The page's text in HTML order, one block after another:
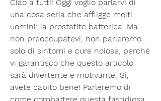
Ciao a tutti! Oggi voglio parlarvi di
una cosa seria che affligge molti
uomini: la prostatite batterica. Ma
non preoccupatevi, non parleremo
solo di sintomi e cure noiose, perché
vi garantisco che questo articolo
sarà divertente e motivante. Sì,
avete capito bene! Parleremo di